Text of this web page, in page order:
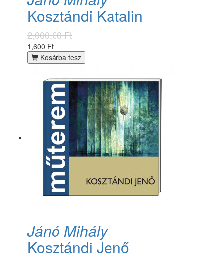
Kosztándi Katalin
2,000.00 Ft
1,600 Ft
Kosárba tesz
Jánó Mihály
Kosztándi Jenő